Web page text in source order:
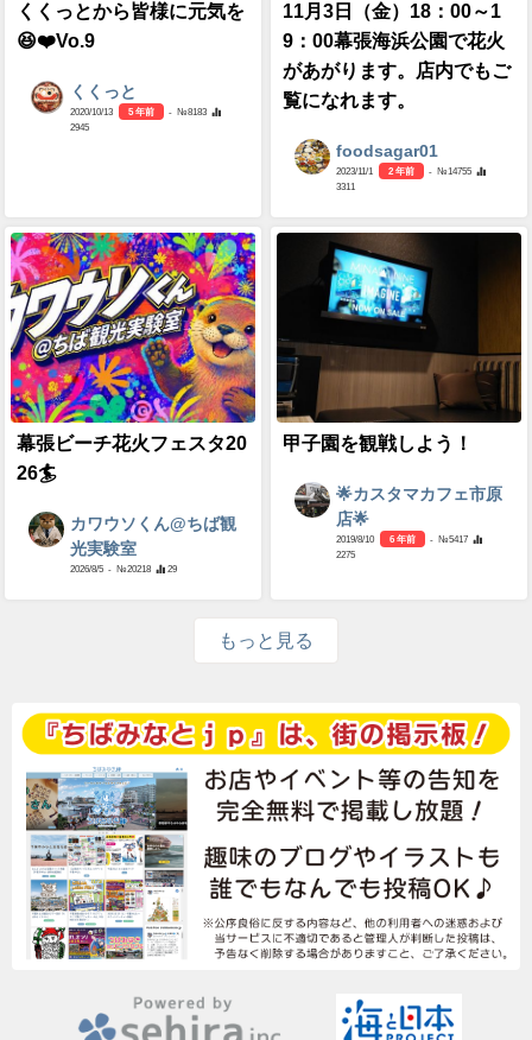
くくっとから皆様に元気を
😆❤️Vo.9
くくっと
2020/10/13 5 年前
- №8183
2945
11月3日（金）18：00～1
9：00幕張海浜公園で花火
があがります。店内でもご
覧になれます。
foodsagar01
2023/11/1 2 年前
- №14755
3311
幕張ビーチ花火フェスタ20
26🏄
カワウソくん@ちば観
光実験室
2026/8/5 - №20218 29
甲子園を観戦しよう！
🌟カスタマカフェ市原
店🌟
2019/8/10 6 年前
- №5417
2275
もっと見る